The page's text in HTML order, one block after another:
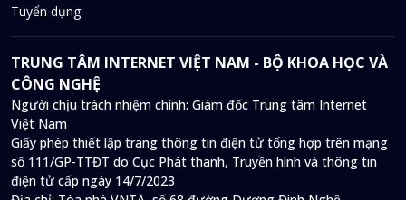
Tuyển dụng
TRUNG TÂM INTERNET VIỆT NAM - BỘ KHOA HỌC VÀ
CÔNG NGHỆ
Người chịu trách nhiệm chính: Giám đốc Trung tâm Internet
Việt Nam
Giấy phép thiết lập trang thông tin điện tử tổng hợp trên mạng
số 111/GP-TTĐT do Cục Phát thanh, Truyền hình và thông tin
điện tử cấp ngày 14/7/2023